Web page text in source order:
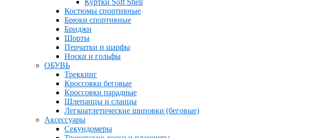
Костюмы спортивные
Брюки спортивные
Бриджи
Шорты
Перчатки и шарфы
Носки и гольфы
ОБУВЬ
Треккинг
Кроссовки беговые
Кроссовки парадные
Шлепанцы и сланцы
Легкоатлетические шиповки (беговые)
Аксессуары
Секундомеры